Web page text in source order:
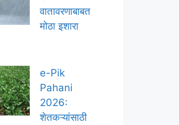
वातावरणाबाबत
मोठा इशारा
e-Pik
Pahani
2026:
शेतकऱ्यांसाठी